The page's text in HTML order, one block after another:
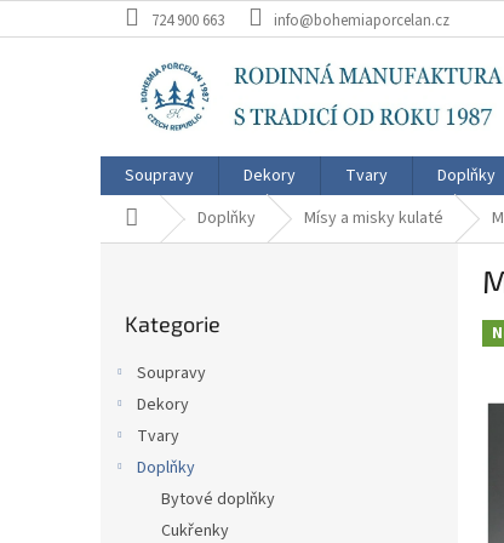
na
724 900 663 info@bohemiaporcelan.cz
Soupravy Dekory Tvary Doplňky
Domů Doplňky Mísy a misky kulaté
kategorie
Kategorie
Soupravy
Dekory
Tvary
Doplňky
Bytové doplňky
Cukřenky